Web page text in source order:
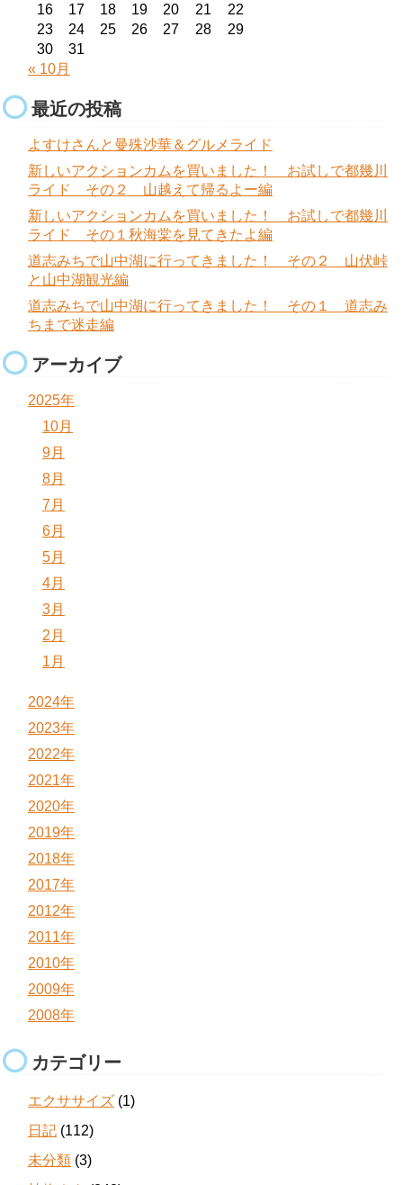
16
17 18 19 20 21
22
23
24 25 26 27 28
29
30
31
« 10月
最近の投稿
よすけさんと曼殊沙華＆グルメライド
新しいアクションカムを買いました！ お試しで都幾川
ライド その２ 山越えて帰るよー編
新しいアクションカムを買いました！ お試しで都幾川
ライド その１秋海棠を見てきたよ編
道志みちで山中湖に行ってきました！ その２ 山伏峠
と山中湖観光編
道志みちで山中湖に行ってきました！ その１ 道志み
ちまで迷走編
アーカイブ
2025年
10月
9月
8月
7月
6月
5月
4月
3月
2月
1月
2024年
2023年
2022年
2021年
2020年
2019年
2018年
2017年
2012年
2011年
2010年
2009年
2008年
カテゴリー
エクササイズ (1)
日記 (112)
未分類 (3)